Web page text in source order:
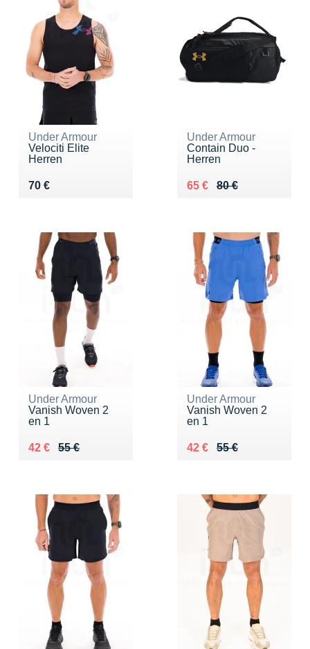
Under Armour
Velociti Elite
Herren
70 €
Vendu 70 €
Under Armour
Contain Duo -
Herren
80 €
Au lieu de 80 €
65 €
Vendu 65 €
Under Armour
Vanish Woven 2
en 1
55 €
Au lieu de 55 €
42 €
Vendu 42 €
Under Armour
Vanish Woven 2
en 1
55 €
Au lieu de 55 €
42 €
Vendu 42 €